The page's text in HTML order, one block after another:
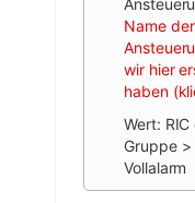
Name der
wir hier
haben
Wert: RIC
Gruppe >
Vollalarm